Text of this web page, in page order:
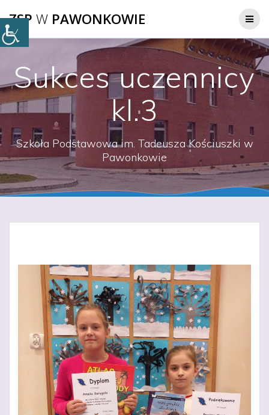
do
ZSP W PAWONKOWIE
Sukces uczennicy
kl.3
Szkoła Podstawowa im. Tadeusza Kościuszki w
Pawonkowie